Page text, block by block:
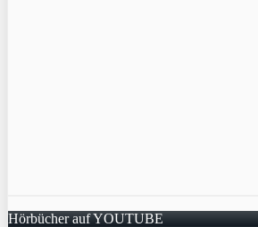
Hörbücher auf YOUTUBE